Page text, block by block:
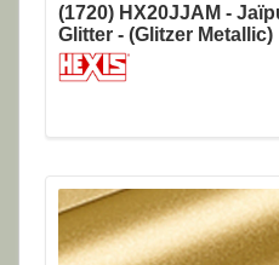
(1720) HX20JJAM -
Glitter - (Glitzer Metallic)